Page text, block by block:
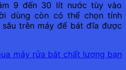
9 đến 30 lít nước tùy vào
dùng còn có thể chọn tính
sâu trên máy để bát đĩa được
máy rửa bát chất lượng bạn